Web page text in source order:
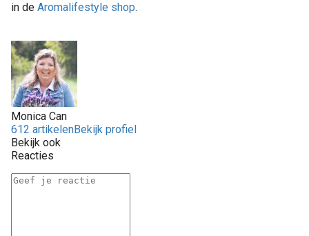
in de Aromalifestyle shop.
Monica Can
612 artikelenBekijk profiel
Bekijk ook
Reacties